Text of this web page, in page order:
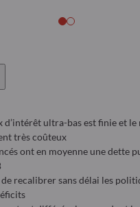
d’intérêt ultra-bas est finie et
très coûteux
ont en moyenne une dette
recalibrer sans délai les